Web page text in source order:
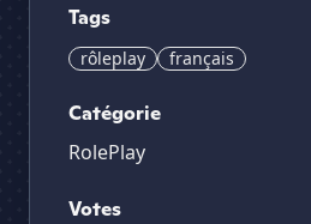
Tags
rôleplay français
Catégorie
RolePlay
Votes